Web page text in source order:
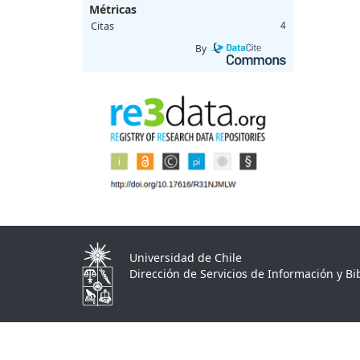
Métricas
Citas 4
By
Universidad de Chile
Dirección de Servicios de Información y